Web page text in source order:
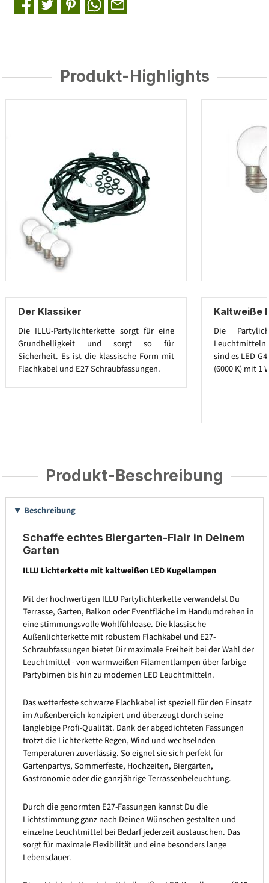
Produkt-Highlights
Der Klassiker
Die ILLU-Partylichterkette sorgt für eine
Grundhelligkeit und sorgt so für
Sicherheit. Es ist die klassische Form mit
Flachkabel und E27 Schraubfassungen.
Kaltweiße
Die
Leuchtmitteln
sind es LED
(6000 K) mit 1
Produkt-Beschreibung
Beschreibung
Schaffe echtes Biergarten-Flair in Deinem
Garten
ILLU Lichterkette mit kaltweißen LED Kugellampen
Mit der hochwertigen ILLU Partylichterkette verwandelst Du
Terrasse, Garten, Balkon oder Eventfläche im Handumdrehen in
eine stimmungsvolle Wohlfühloase. Die klassische
Außenlichterkette mit robustem Flachkabel und E27-
Schraubfassungen bietet Dir maximale Freiheit bei der Wahl der
Leuchtmittel - von warmweißen Filamentlampen über farbige
Partybirnen bis hin zu modernen LED Leuchtmitteln.
Das wetterfeste schwarze Flachkabel ist speziell für den Einsatz
im Außenbereich konzipiert und überzeugt durch seine
langlebige Profi-Qualität. Dank der abgedichteten Fassungen
trotzt die Lichterkette Regen, Wind und wechselnden
Temperaturen zuverlässig. So eignet sie sich perfekt für
Gartenpartys, Sommerfeste, Hochzeiten, Biergärten,
Gastronomie oder die ganzjährige Terrassenbeleuchtung.
Durch die genormten E27-Fassungen kannst Du die
Lichtstimmung ganz nach Deinen Wünschen gestalten und
einzelne Leuchtmittel bei Bedarf jederzeit austauschen. Das
sorgt für maximale Flexibilität und eine besonders lange
Lebensdauer.